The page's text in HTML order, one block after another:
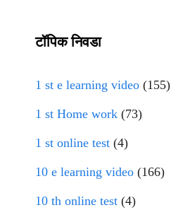
टॉपिक निवडा
1 st e learning video (155)
1 st Home work (73)
1 st online test (4)
10 e learning video (166)
10 th online test (4)